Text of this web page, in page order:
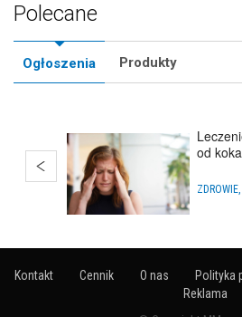
Polecane
Ogłoszenia Produkty
od
Kontakt Cennik O nas Polityka
Reklama